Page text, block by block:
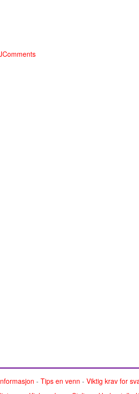
- Tips en venn - Viktig krav for